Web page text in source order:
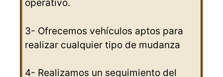
operativo.
3- Ofrecemos vehículos aptos para
realizar cualquier tipo de mudanza
4- Realizamos un seguimiento del